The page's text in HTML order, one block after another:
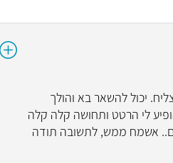
יכול להשאר בא והולך
לי הרטט ותחושה קלה קלה
אשמח ממש, לתשובה תודה
( 19 חוות דעת )
רופא מצוין נעים רגיש
איין הרבה כמוהו"
ד"ר
"רופא אם